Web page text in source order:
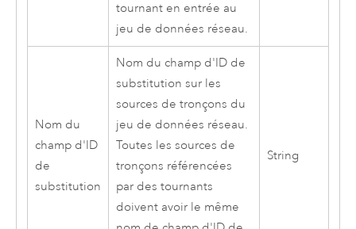
tournant en entrée au
jeu de données réseau.
Nom du
champ d'ID
de
substitution
Nom du champ d'ID de
substitution sur les
sources de tronçons du
jeu de données réseau.
Toutes les sources de
tronçons référencées
par des tournants
doivent avoir le même
String